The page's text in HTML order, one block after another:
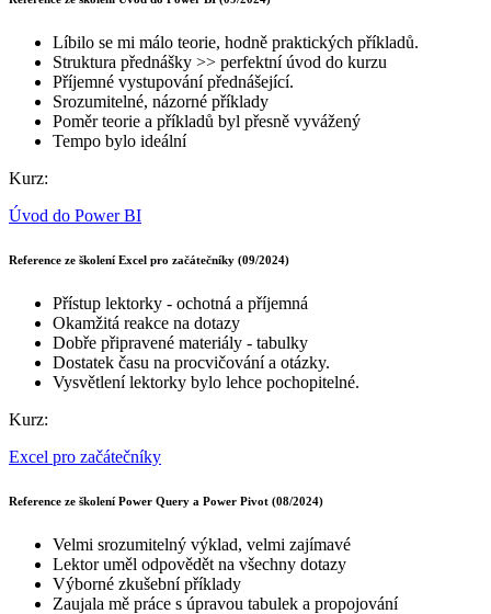
Líbilo se mi málo teorie, hodně praktických příkladů.
Struktura přednášky >> perfektní úvod do kurzu
Příjemné vystupování přednášející.
Srozumitelné, názorné příklady
Poměr teorie a příkladů byl přesně vyvážený
Tempo bylo ideální
Kurz:
Úvod do Power BI
Reference ze školení Excel pro začátečníky (09/2024)
Přístup lektorky - ochotná a příjemná
Okamžitá reakce na dotazy
Dobře připravené materiály - tabulky
Dostatek času na procvičování a otázky.
Vysvětlení lektorky bylo lehce pochopitelné.
Kurz:
Excel pro začátečníky
Reference ze školení Power Query a Power Pivot (08/2024)
Velmi srozumitelný výklad, velmi zajímavé
Lektor uměl odpovědět na všechny dotazy
Výborné zkušební příklady
Zaujala mě práce s úpravou tabulek a propojování